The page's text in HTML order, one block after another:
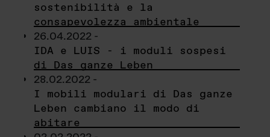
sostenibilità e la
consapevolezza ambientale
26.04.2022 -
IDA e LUIS - i moduli sospesi
di Das ganze Leben
28.02.2022 -
I mobili modulari di Das ganze
Leben cambiano il modo di
abitare